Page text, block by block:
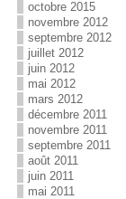
octobre 2015
novembre 2012
septembre 2012
juillet 2012
juin 2012
mai 2012
mars 2012
décembre 2011
novembre 2011
septembre 2011
août 2011
juin 2011
mai 2011